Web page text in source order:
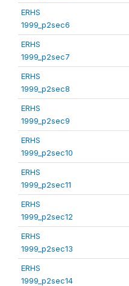
ERHS
1999_p2sec6
ERHS
1999_p2sec7
ERHS
1999_p2sec8
ERHS
1999_p2sec9
ERHS
1999_p2sec10
ERHS
1999_p2sec11
ERHS
1999_p2sec12
ERHS
1999_p2sec13
ERHS
1999_p2sec14